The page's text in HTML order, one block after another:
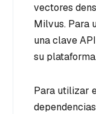
vectores
Milvus. Para
una clave
su
Para utilizar